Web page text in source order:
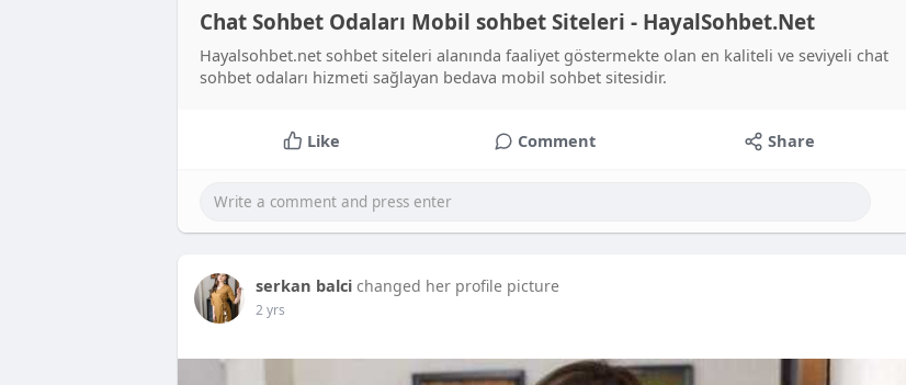
Chat Sohbet Odaları Mobil sohbet Siteleri - HayalSohbet.Net
Hayalsohbet.net sohbet siteleri alanında faaliyet göstermekte olan en kaliteli ve seviyeli chat
sohbet odaları hizmeti sağlayan bedava mobil sohbet sitesidir.
Like Comment Share
serkan balci changed her profile picture
2 yrs